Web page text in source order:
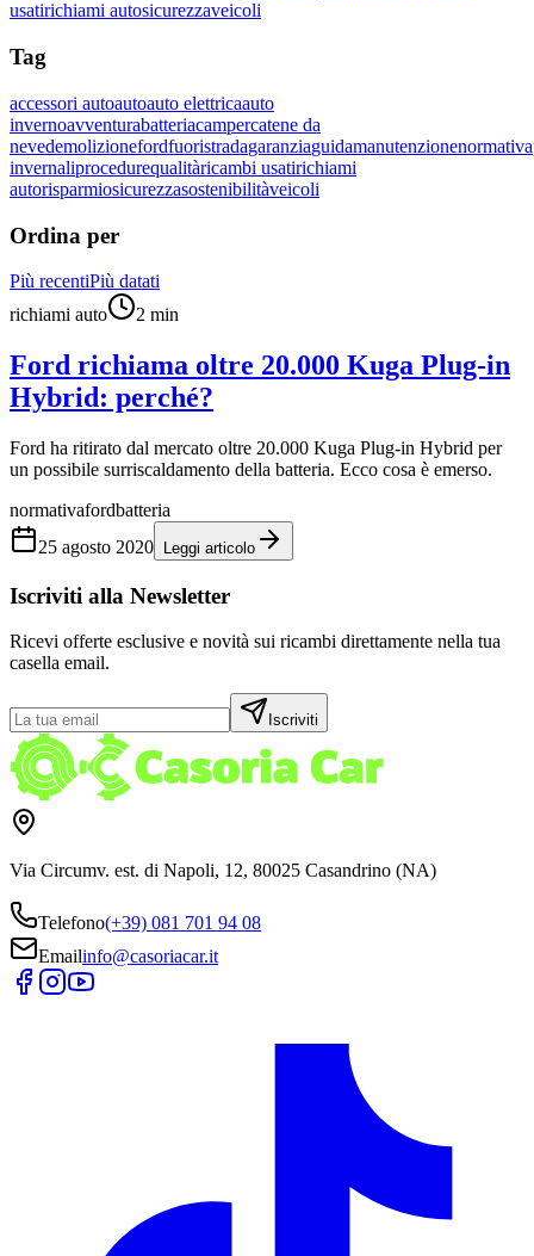
usatirichiami autosicurezzaveicoli
Tag
accessori autoautoauto elettricaauto
invernoavventurabatteriacampercatene da
nevedemolizionefordfuoristradagaranziaguidamanutenzionenormativa
invernaliprocedurequalitàricambi usatirichiami
autorisparmiosicurezzasostenibilitàveicoli
Ordina per
Più recentiPiù datati
richiami auto
2 min
Ford richiama oltre 20.000 Kuga Plug-in
Hybrid: perché?
Ford ha ritirato dal mercato oltre 20.000 Kuga Plug-in Hybrid per
un possibile surriscaldamento della batteria. Ecco cosa è emerso.
normativafordbatteria
25 agosto 2020
Leggi articolo
Iscriviti alla Newsletter
Ricevi offerte esclusive e novità sui ricambi direttamente nella tua
casella email.
Iscriviti
Via Circumv. est. di Napoli, 12, 80025 Casandrino (NA)
Telefono(+39) 081 701 94 08
Emailinfo@casoriacar.it